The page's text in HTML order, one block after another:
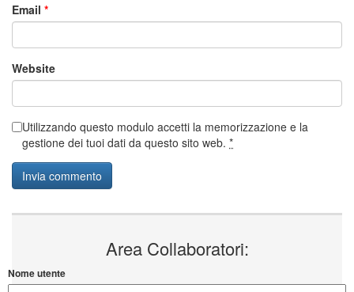
Email *
Website
Utilizzando questo modulo accetti la memorizzazione e la
gestione dei tuoi dati da questo sito web. *
Area Collaboratori:
Nome utente